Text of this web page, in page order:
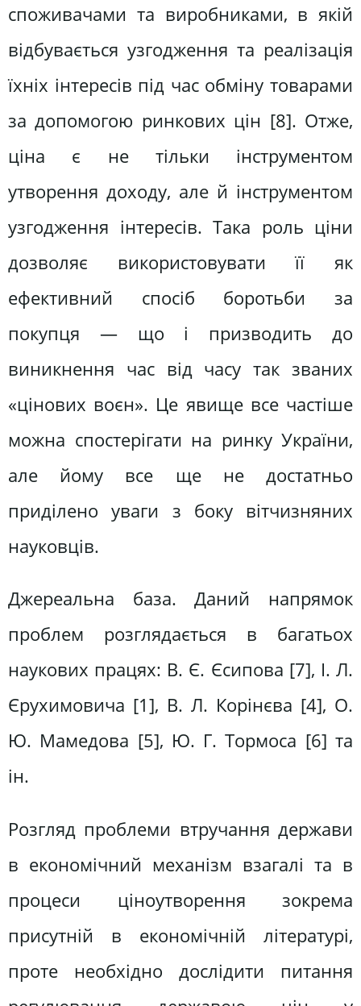
споживачами та виробниками, в якій
відбувається узгодження та реалізація
їхніх інтересів під час обміну товарами
за допомогою ринкових цін [8]. Отже,
ціна є не тільки інструментом
утворення доходу, але й інструментом
узгодження інтересів. Така роль ціни
дозволяє використовувати її як
ефективний спосіб боротьби за
покупця — що і призводить до
виникнення час від часу так званих
«цінових воєн». Це явище все частіше
можна спостерігати на ринку України,
але йому все ще не достатньо
приділено уваги з боку вітчизняних
науковців.
Джереальна база. Даний напрямок
проблем розглядається в багатьох
наукових працях: В. Є. Єсипова [7], І. Л.
Єрухимовича [1], В. Л. Корінєва [4], О.
Ю. Мамедова [5], Ю. Г. Тормоса [6] та
ін.
Розгляд проблеми втручання держави
в економічний механізм взагалі та в
процеси ціноутворення зокрема
присутній в економічній літературі,
проте необхідно дослідити питання